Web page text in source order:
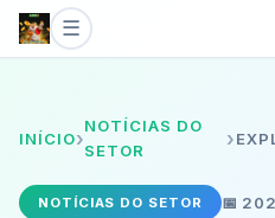
Jogos
Sic
☰
INÍCIO›
NOTÍCIAS DO
SETOR
›
NOTÍCIAS DO SETOR 📅